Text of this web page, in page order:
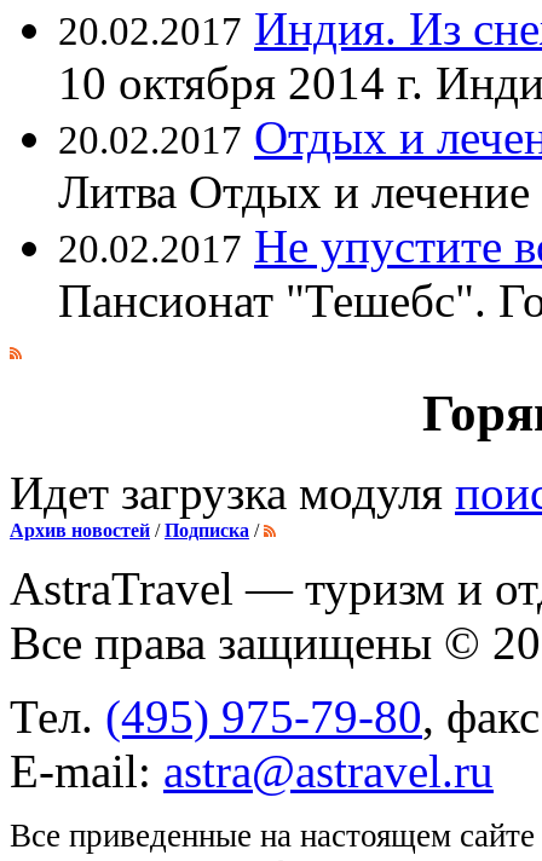
20.02.2017 Индия. Из
10 октября 2014 г.
20.02.2017 Отдых и
Литва Отдых и лечение
20.02.2017 Не упустите
Пансионат "Тешебс".
Идет загрузка модуля
Архив новостей /Подписка /
AstraTravel — туризм и
Все права защищены ©
Тел. (495) 975-79-80,
E-mail: astra@astravel.ru
Все приведенные на настоящем